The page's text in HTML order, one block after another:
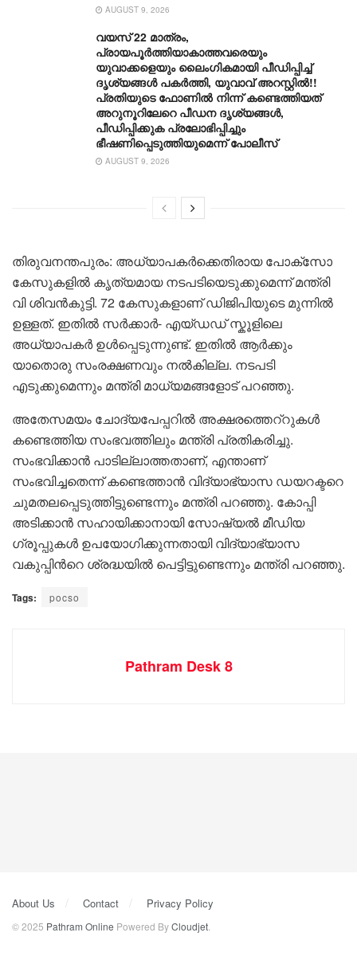
AUGUST 9, 2026
വയസ് 22 മാത്രം,
പ്രായപൂർത്തിയാകാത്തവരെയും
യുവാക്കളെയും ലൈംഗികമായി പീഡിപ്പിച്ച്
ദൃശ്യങ്ങൾ പകർത്തി, യുവാവ് അറസ്റ്റിൽ!!
പ്രതിയുടെ ഫോണിൽ നിന്ന് കണ്ടെത്തിയത്
അറുനൂറിലേറെ പീഡന ദൃശ്യങ്ങൾ,
പീഡിപ്പിക്കുക പ്രലോഭിപ്പിച്ചും
ഭീഷണിപ്പെടുത്തിയുമെന്ന് പോലീസ്
AUGUST 9, 2026
തിരുവനന്തപുരം: അധ്യാപകർക്കെതിരായ പോക്സോ
കേസുകളിൽ കൃത്യമായ നടപടിയെടുക്കുമെന്ന് മന്ത്രി
വി ശിവൻകുട്ടി. 72 കേസുകളാണ് ഡിജിപിയുടെ മുന്നിൽ
ഉള്ളത്. ഇതിൽ സർക്കാർ- എയ്ഡഡ് സ്കൂളിലെ
അധ്യാപകർ ഉൾപ്പെടുന്നുണ്ട്. ഇതിൽ ആർക്കും
യാതൊരു സംരക്ഷണവും നൽകില്ല. നടപടി
എടുക്കുമെന്നും മന്ത്രി മാധ്യമങ്ങളോട് പറഞ്ഞു.
അതേസമയം ചോദ്യപേപ്പറിൽ അക്ഷരത്തെറ്‍റുകൾ
കണ്ടെത്തിയ സംഭവത്തിലും മന്ത്രി പ്രതികരിച്ചു.
സംഭവിക്കാന്‍ പാടില്ലാത്തതാണ്, എന്താണ്
സംഭവിച്ചതെന്ന് കണ്ടെത്താൻ വിദ്യാഭ്യാസ ഡയറക്ടറെ
ചുമതലപ്പെടുത്തിട്ടുണ്ടെന്നും മന്ത്രി പറഞ്ഞു. കോപ്പി
അടിക്കാൻ സഹായിക്കാനായി സോഷ്യൽ മീഡിയ
ഗ്രൂപ്പുകൾ ഉപയോഗിക്കുന്നതായി വിദ്യാഭ്യാസ
വകുപ്പിന്‍റെ ശ്രദ്ധയിൽ പെട്ടിട്ടുണ്ടെന്നും മന്ത്രി പറഞ്ഞു.
Tags: pocso
Pathram Desk 8
About Us Contact Privacy Policy
© 2025 Pathram Online Powered ByCloudjet